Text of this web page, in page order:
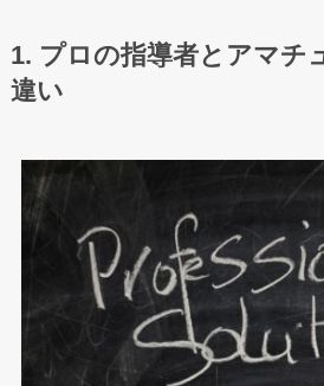
1. プロの指導者とアマチ
違い